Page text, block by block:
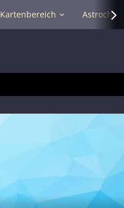
Kartenbereich Astrochat